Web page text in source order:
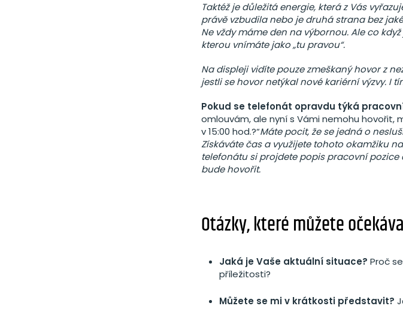
Taktéž je důležitá energie, která z Vás
právě vzbudila nebo je druhá strana bez
Ne vždy máme den na výbornou. Ale co
kterou vnímáte jako „tu pravou“.
Na displeji vidíte pouze zmeškaný hovor z
jestli se hovor netýkal nové kariérní výzvy. I
Pokud se telefonát opravdu týká
omlouvám, ale nyní s Vámi nemohu hovořit,
v 15:00 hod.?“Máte pocit, že se jedná o
Získáváte čas a využijete tohoto okamžiku
telefonátu si projdete popis pracovní
bude hovořit.
Otázky, které můžete
Jaká je Vaše aktuální situace? Proč
příležitosti?
Můžete se mi v krátkosti představit?